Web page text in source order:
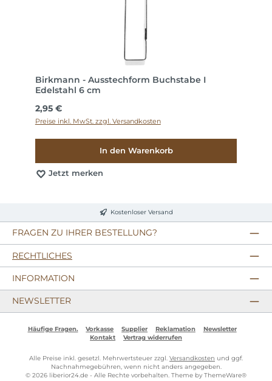
Birkmann - Ausstechform Buchstabe I
Edelstahl 6 cm
Regulärer Preis:
2,95 €
Preise inkl. MwSt. zzgl. Versandkosten
In den Warenkorb
Jetzt merken
Kostenloser Versand
FRAGEN ZU IHRER BESTELLUNG?
RECHTLICHES
INFORMATION
NEWSLETTER
Häufige Fragen. Vorkasse Supplier Reklamation
Newsletter
Kontakt
Vertrag widerrufen
Alle Preise inkl. gesetzl. Mehrwertsteuer zzgl. Versandkosten und ggf.
Nachnahmegebühren, wenn nicht anders angegeben.
© 2026 liberior24.de - Alle Rechte vorbehalten. Theme by ThemeWare®